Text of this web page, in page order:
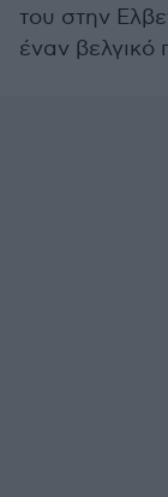
του στην
έναν βελγικό